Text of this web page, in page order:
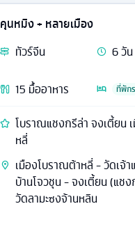
คุนหมิง + หลายเมือง
ทัวร์จีน 6วั
15 มื้ออาหาร ที่พัก
โบราณแชงกรีล่า จงเตี้ยน
หลี่
เมืองโบราณต้าหลี่ - วัดเจ้
บ้านโจวชุน - จงเตี้ยน (แช
วัดลามะซงจ้านหลิน